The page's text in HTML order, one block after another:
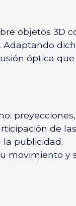
objetos 3D
Adaptando
óptica
de
la publicidad.
movimiento y